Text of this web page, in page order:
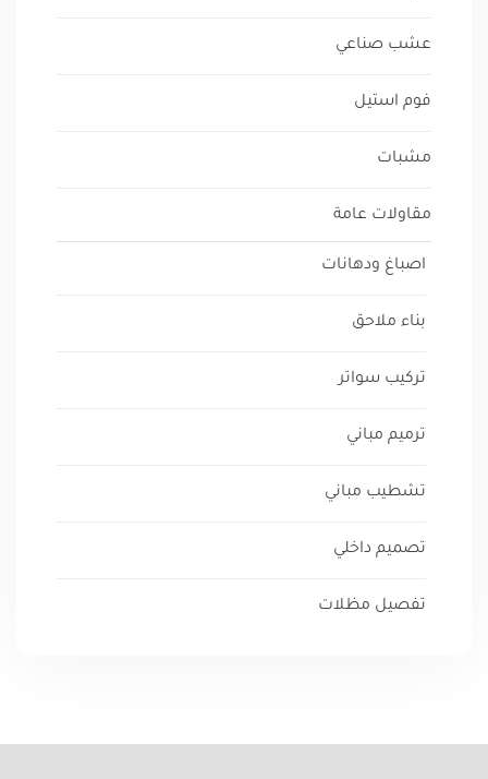
عشب صناعي
فوم استيل
مشبات
مقاولات عامة
اصباغ ودهانات
بناء ملاحق
تركيب سواتر
ترميم مباني
تشطيب مباني
تصميم داخلي
تفصيل مظلات